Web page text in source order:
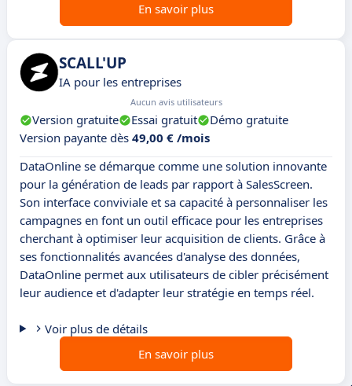
En savoir plus
SCALL'UP
IA pour les entreprises
Aucun avis utilisateurs
Version gratuite Essai gratuit
Démo gratuite
Version payante dès 49,00 € /mois
DataOnline se démarque comme une solution innovante
pour la génération de leads par rapport à SalesScreen.
Son interface conviviale et sa capacité à personnaliser les
campagnes en font un outil efficace pour les entreprises
cherchant à optimiser leur acquisition de clients. Grâce à
ses fonctionnalités avancées d'analyse des données,
DataOnline permet aux utilisateurs de cibler précisément
leur audience et d'adapter leur stratégie en temps réel.
Voir plus de détails
En savoir plus